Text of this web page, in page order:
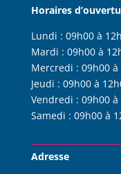
Horaires
Lundi : 09h00 à
Mardi : 09h00 à
Mercredi : 09h00 à
Jeudi : 09h00 à
Vendredi : 09h00 à
Samedi : 09h00 à
Adresse